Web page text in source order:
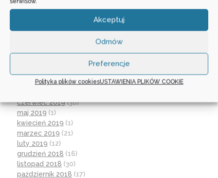
Akceptuj
Odmów
Preferencje
Polityka plików cookiesUSTAWIENIA PLIKÓW COOKIE
czerwiec 2020(19)
kwiecień 2020(1)
styczeń 2020(17)
październik 2019(15)
czerwiec 2019(30)
maj 2019 (1)
kwiecień 2019 (1)
marzec 2019 (21)
luty 2019 (12)
grudzień 2018 (16)
listopad 2018 (30)
październik 2018 (17)